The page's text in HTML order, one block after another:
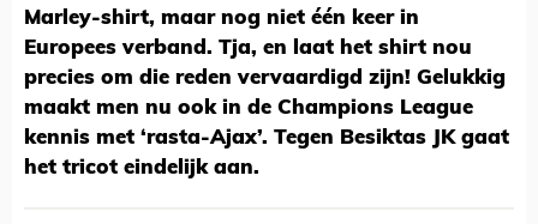
Marley-shirt, maar nog niet één keer in
Europees verband. Tja, en laat het shirt nou
precies om die reden vervaardigd zijn! Gelukkig
maakt men nu ook in de Champions League
kennis met ‘rasta-Ajax’. Tegen Besiktas JK gaat
het tricot eindelijk aan.